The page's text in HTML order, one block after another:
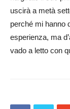
uscirà a metà
perché mi hanno
esperienza, ma
vado a letto con